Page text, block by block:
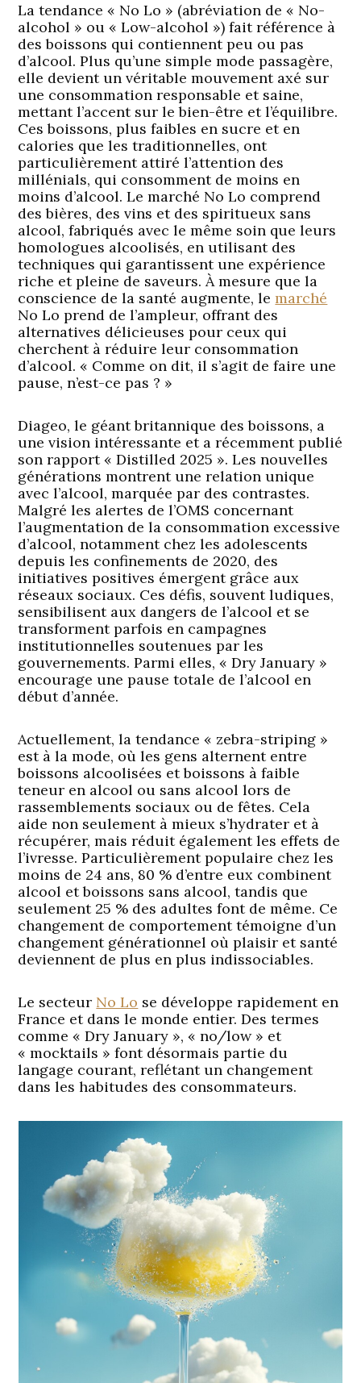
La tendance « No Lo » (abréviation de « No-
alcohol » ou « Low-alcohol ») fait référence à
des boissons qui contiennent peu ou pas
d’alcool. Plus qu’une simple mode passagère,
elle devient un véritable mouvement axé sur
une consommation responsable et saine,
mettant l’accent sur le bien-être et l’équilibre.
Ces boissons, plus faibles en sucre et en
calories que les traditionnelles, ont
particulièrement attiré l’attention des
millénials, qui consomment de moins en
moins d’alcool. Le marché No Lo comprend
des bières, des vins et des spiritueux sans
alcool, fabriqués avec le même soin que leurs
homologues alcoolisés, en utilisant des
techniques qui garantissent une expérience
riche et pleine de saveurs. À mesure que la
conscience de la santé augmente, lemarché
No Lo prend de l’ampleur, offrant des
alternatives délicieuses pour ceux qui
cherchent à réduire leur consommation
d’alcool. « Comme on dit, il s’agit de faire une
pause, n’est-ce pas ? »
Diageo, le géant britannique des boissons, a
une vision intéressante et a récemment publié
son rapport « Distilled 2025 ». Les nouvelles
générations montrent une relation unique
avec l’alcool, marquée par des contrastes.
Malgré les alertes de l’OMS concernant
l’augmentation de la consommation excessive
d’alcool, notamment chez les adolescents
depuis les confinements de 2020, des
initiatives positives émergent grâce aux
réseaux sociaux. Ces défis, souvent ludiques,
sensibilisent aux dangers de l’alcool et se
transforment parfois en campagnes
institutionnelles soutenues par les
gouvernements. Parmi elles, « Dry January »
encourage une pause totale de l’alcool en
début d’année.
Actuellement, la tendance « zebra-striping »
est à la mode, où les gens alternent entre
boissons alcoolisées et boissons à faible
teneur en alcool ou sans alcool lors de
rassemblements sociaux ou de fêtes. Cela
aide non seulement à mieux s’hydrater et à
récupérer, mais réduit également les effets de
l’ivresse. Particulièrement populaire chez les
moins de 24 ans, 80 % d’entre eux combinent
alcool et boissons sans alcool, tandis que
seulement 25 % des adultes font de même. Ce
changement de comportement témoigne d’un
changement générationnel où plaisir et santé
deviennent de plus en plus indissociables.
Le secteur No Lo se développe rapidement en
France et dans le monde entier. Des termes
comme « Dry January », « no/low » et
« mocktails » font désormais partie du
langage courant, reflétant un changement
dans les habitudes des consommateurs.